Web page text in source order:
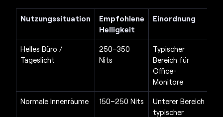
Nutzungssituation
Empfohlene
Helligkeit
Einordnung
Helles Büro /
Tageslicht
250–350
Nits
Typischer
Bereich für
Office-
Monitore
Normale Innenräume 150–250 Nits
Unterer Bereich
typischer